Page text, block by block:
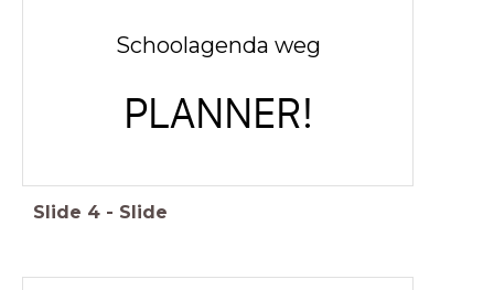
Schoolagenda weg
PLANNER!
Slide 4 - Slide